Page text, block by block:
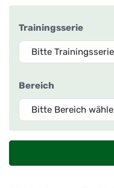
Trainingsserie
Bereich